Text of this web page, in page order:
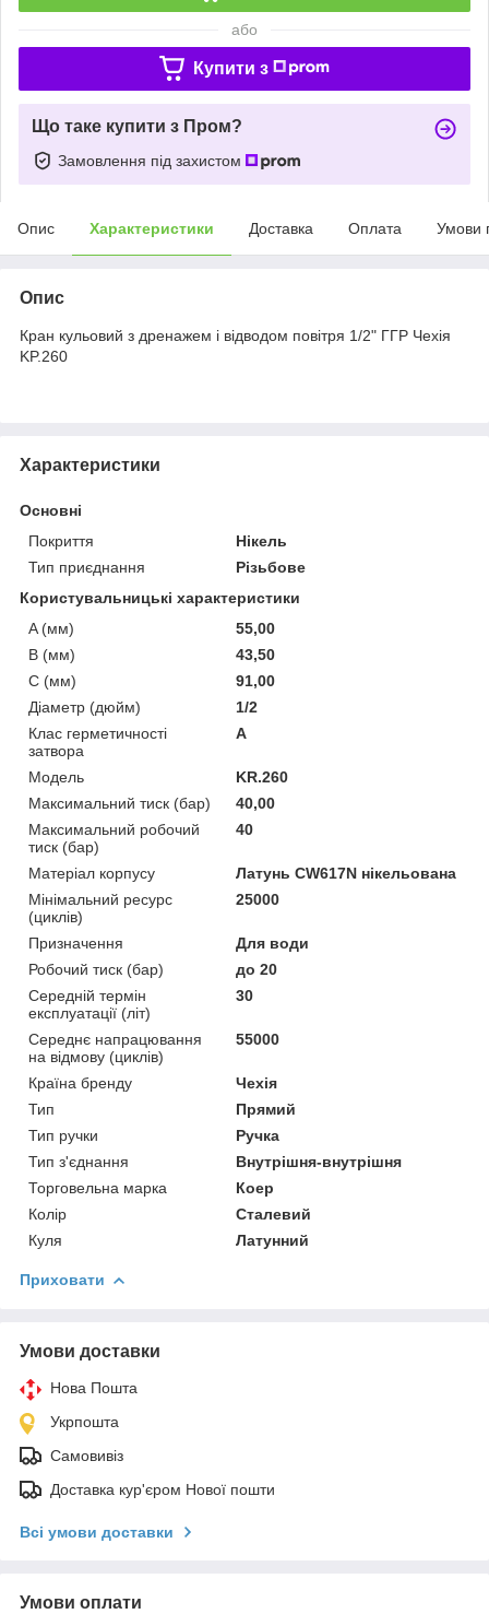
або
Купити з
Що таке купити з Пром?
Замовлення під захистом
Опис Характеристики Доставка Оплата Умови
Опис
Кран кульовий з дренажем і відводом повітря 1/2" ГГР Чехія
KP.260
Характеристики
Основні
Покриття
Нікель
Тип приєднання
Різьбове
Користувальницькі характеристики
A (мм)
55,00
B (мм)
43,50
C (мм)
91,00
Діаметр (дюйм)
1/2
Клас герметичності
затвора
А
Мoдель
KR.260
Максимальний тиск (бар)
40,00
Максимальний робочий
тиск (бар)
40
Матеріал корпусу
Латунь CW617N нікельована
Мінімальний ресурс
(циклів)
25000
Призначення
Для води
Робочий тиск (бар)
до 20
Середній термін
експлуатації (літ)
30
Середнє напрацювання
на відмову (циклів)
55000
Країна бренду
Чехія
Тип
Прямий
Тип ручки
Ручка
Тип з'єднання
Внутрішня-внутрішня
Торговельна марка
Коер
Колір
Сталевий
Куля
Латунний
Приховати
Умови доставки
Нова Пошта
Укрпошта
Самовивіз
Доставка кур'єром Нової пошти
Всі умови доставки
Умови оплати